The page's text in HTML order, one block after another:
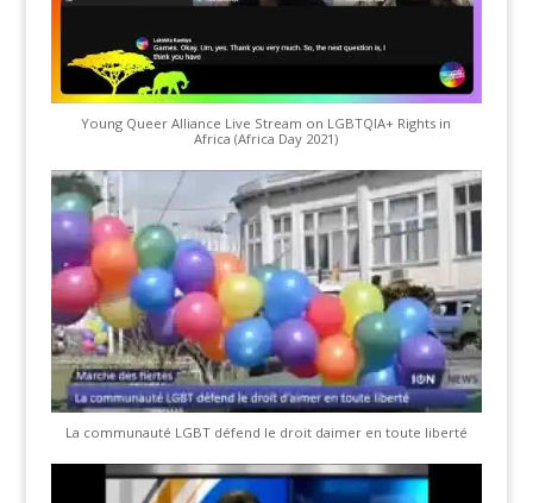
Young Queer Alliance Live Stream on LGBTQIA+ Rights in
Africa (Africa Day 2021)
La communauté LGBT défend le droit daimer en toute liberté